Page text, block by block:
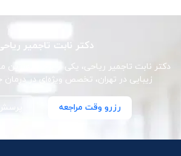
دکتر نابت تاجمیر
دکتر نابت تاجمیر ریاحی، یکی از
زیبایی در تهران، تخصص ویژه‌ای در
رزرو وقت مراجعه